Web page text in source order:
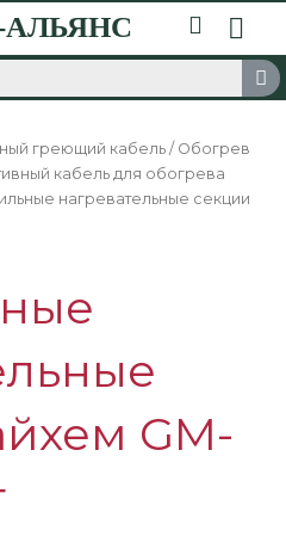
греющий кабель / Обогрев
кабель для обогрева
нагревательные секции
GM-